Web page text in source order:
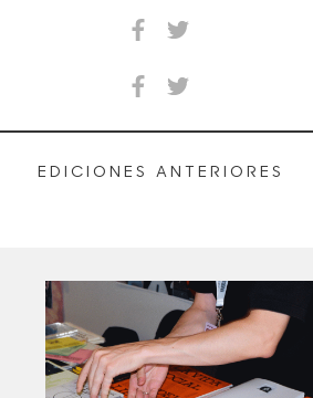
EDICIONES ANTERIORES